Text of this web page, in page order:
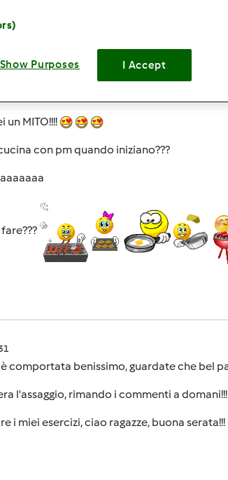
lievitazione (circa 2 ore).
un MITO!!!!
con pm quando iniziano???
è comportata benissimo, guardate che bel
l'assaggio, rimando i commenti a domani!!!
i miei esercizi, ciao ragazze, buona serata!!!
Show Purposes I Accept